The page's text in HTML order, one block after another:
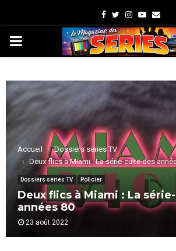
Facebook
TwitterInstagram
Youtube
Email
PRIMARY
Accueil
Dossiers séries TV
Deux flics à Miami : La série-culte des
Dossiers séries TV Policier
Deux flics à Miami : La
années 80
23 août 2022